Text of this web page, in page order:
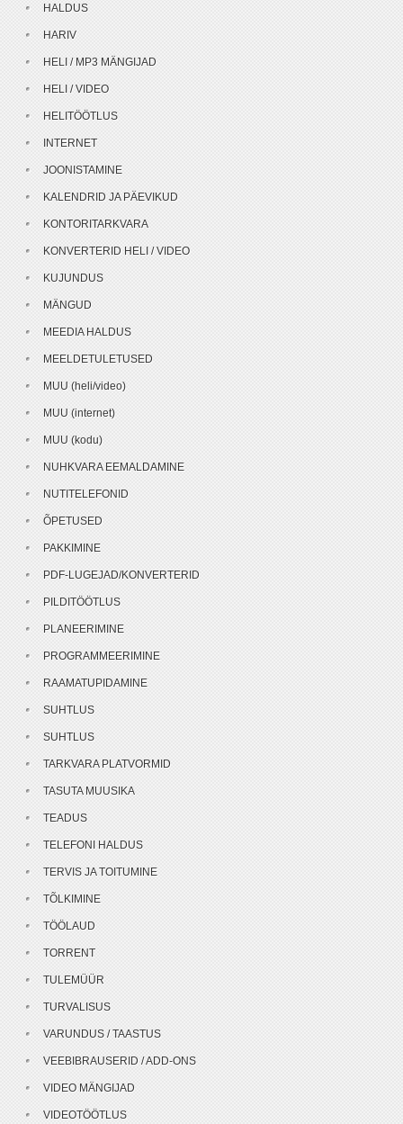
HALDUS
HARIV
HELI / MP3 MÄNGIJAD
HELI / VIDEO
HELITÖÖTLUS
INTERNET
JOONISTAMINE
KALENDRID JA PÄEVIKUD
KONTORITARKVARA
KONVERTERID HELI / VIDEO
KUJUNDUS
MÄNGUD
MEEDIA HALDUS
MEELDETULETUSED
MUU (heli/video)
MUU (internet)
MUU (kodu)
NUHKVARA EEMALDAMINE
NUTITELEFONID
ÕPETUSED
PAKKIMINE
PDF-LUGEJAD/KONVERTERID
PILDITÖÖTLUS
PLANEERIMINE
PROGRAMMEERIMINE
RAAMATUPIDAMINE
SUHTLUS
SUHTLUS
TARKVARA PLATVORMID
TASUTA MUUSIKA
TEADUS
TELEFONI HALDUS
TERVIS JA TOITUMINE
TÕLKIMINE
TÖÖLAUD
TORRENT
TULEMÜÜR
TURVALISUS
VARUNDUS / TAASTUS
VEEBIBRAUSERID / ADD-ONS
VIDEO MÄNGIJAD
VIDEOTÖÖTLUS